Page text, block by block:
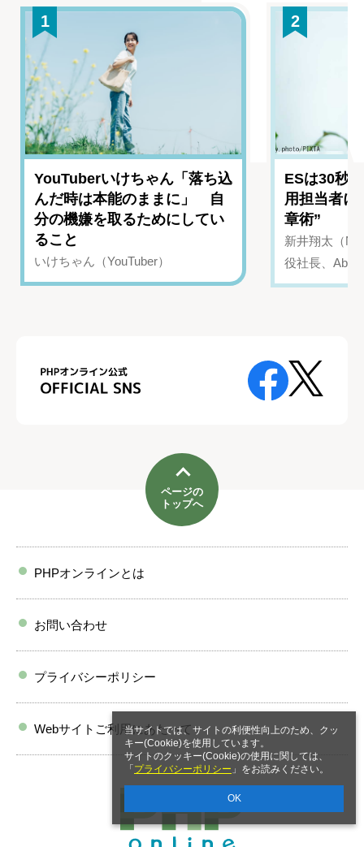
当サイトでは、サイトの利便性向上のため、クッ
キー(Cookie)を使用しています。
サイトのクッキー(Cookie)の使用に関しては、
「 プライバシーポリシー 」をお読みください。
OK
1
YouTuberいけちゃん「落ち込
んだ時は本能のままに」 自
分の機嫌を取るためにしてい
ること
いけちゃん（YouTuber）
2
ESは30秒
用担当者に
章術”
新井翔太（
役社長、
ページの
トップへ
PHPオンラインとは
お問い合わせ
プライバシーポリシー
Webサイトご利用にあたって